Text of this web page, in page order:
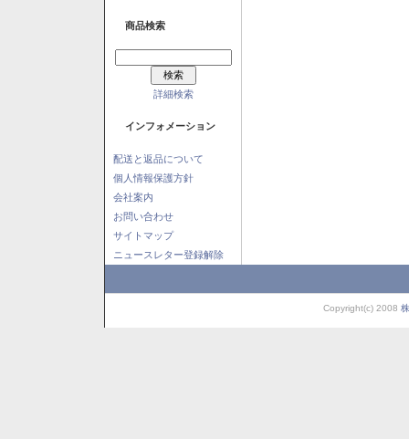
商品検索
詳細検索
インフォメーション
配送と返品について
個人情報保護方針
会社案内
お問い合わせ
サイトマップ
ニュースレター登録解除
Copyright(c) 2008